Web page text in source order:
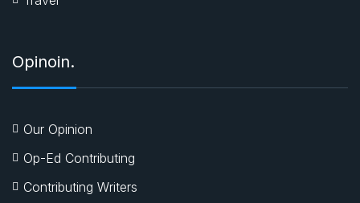
Opinoin.
Our Opinion
Op-Ed Contributing
Contributing Writers